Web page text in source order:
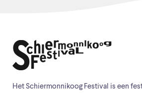
Het Schiermonnikoog Festival is een